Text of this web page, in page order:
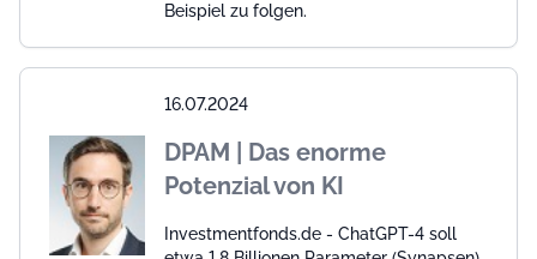
Beispiel zu folgen.
16.07.2024
DPAM | Das enorme
Potenzial von KI
Investmentfonds.de - ChatGPT-4 soll